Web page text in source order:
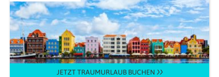
JETZT TRAUMURLAUB BUCHEN